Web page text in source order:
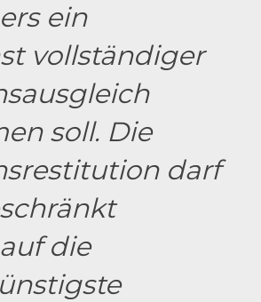
ein
vollständiger
soll. Die
darf
die